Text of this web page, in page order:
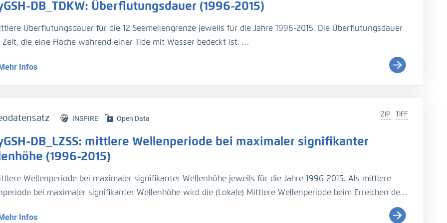
DB_TDKW: Überflutungsdauer (1996-2015)
Überflutungsdauer für die 12 Seemeilengrenze jeweils für die Jahre 1996-2015. Die Überflutungsdauer
Zeit, die eine Fläche während einer Tide mit Wasser bedeckt ist.
Beschreibung der Analysemodi befindet sich im BAWiki (
http://wiki.baw.de/de/index.php/Tidekennwer
).
R., et.al., (2019), Validierungsdokument - EasyGSH-DB - Teil: UnTRIM-SediMorph-Unk, doi:
J., et.al., (2020), Flächenhafte Analysen numerischer Simulationen aus EasyGSH-DB, doi:
R., Plüß, A., Ihde, R., Freund, J., Dreier, N., Nehlsen, E., Schrage, N., Fröhle, P., Kösters, F. (2021): An
marine data collection for the German Bight – Part 2: Tides, salinity, and waves (1996–2015). Earth
Science Data.
Infos
TIFF
ZIP
INSPIRE Open Data
DB_LZSS: mittlere Wellenperiode bei maximaler signifikanter
(1996-2015)
Wellenperiode bei maximaler signifikanter Wellenhöhe jeweils für die Jahre 1996-2015. Als mittlere
bei maximaler signifikanter Wellenhöhe wird die (Lokale) Mittlere Wellenperiode beim Erreichen der
maximalen signifikanten Wellenhöhe bezeichnet. Eine genaue Beschreibung der Analysemodi befindet
BAWiki (http://wiki.baw.de/de/index.php/Kennwerte_des_Seegangs
Infos